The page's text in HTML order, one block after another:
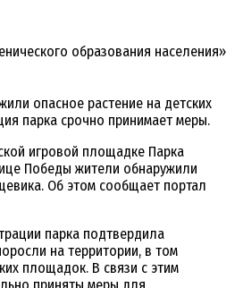
образования населения»
опасное растение на детских
парка срочно принимает меры.
игровой площадке Парка
Победы жители обнаружили
Об этом сообщает портал
парка подтвердила
на территории, в том
площадок. В связи с этим